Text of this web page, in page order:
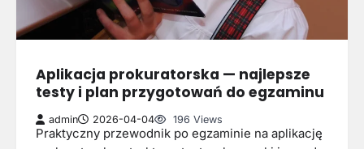
Aplikacja prokuratorska — najlepsze
testy i plan przygotowań do egzaminu
admin 2026-04-04 196 Views
Praktyczny przewodnik po egzaminie na aplikację